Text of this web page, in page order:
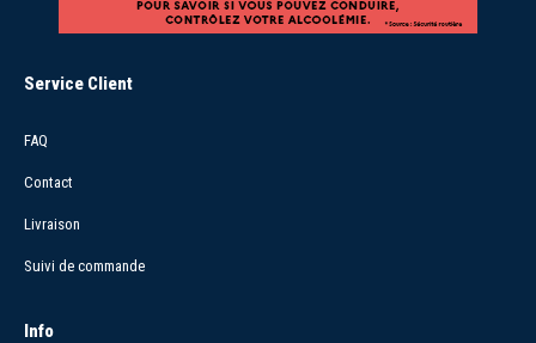
Service Client
FAQ
Contact
Livraison
Suivi de commande
Info